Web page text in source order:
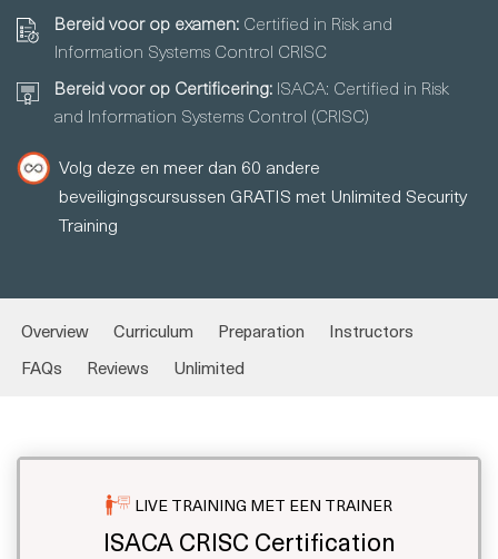
Bereid voor op examen: Certified in Risk and
Information Systems Control CRISC
Bereid voor op Certificering: ISACA: Certified in Risk
and Information Systems Control (CRISC)
Volg deze en meer dan 60 andere
beveiligingscursussen GRATIS met Unlimited Security
Training
Overview Curriculum Preparation
Instructors
FAQs
Reviews Unlimited
LIVE TRAINING MET EEN TRAINER
ISACA CRISC Certification